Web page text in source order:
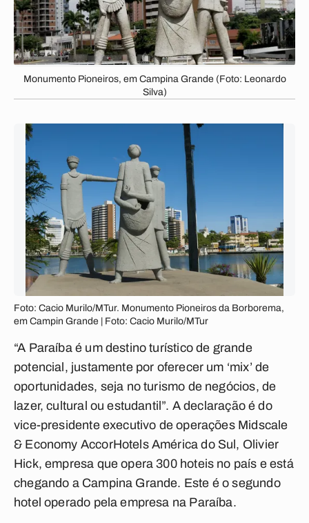
Monumento Pioneiros, em Campina Grande (Foto: Leonardo
Silva)
Foto: Cacio Murilo/MTur. Monumento Pioneiros da Borborema,
em Campin Grande | Foto: Cacio Murilo/MTur
“A Paraíba é um destino turístico de grande
potencial, justamente por oferecer um ‘mix’ de
oportunidades, seja no turismo de negócios, de
lazer, cultural ou estudantil”. A declaração é do
vice-presidente executivo de operações Midscale
& Economy AccorHotels América do Sul, Olivier
Hick, empresa que opera 300 hoteis no país e está
chegando a Campina Grande. Este é o segundo
hotel operado pela empresa na Paraíba.